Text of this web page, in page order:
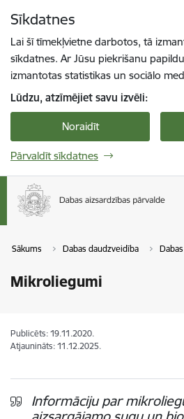
Sīkdatnes
Lai šī tīmekļvietne darbotos, tā
sīkdatnes. Ar Jūsu piekrišanu
izmantotas statistikas un sociālo
Lūdzu, atzīmējiet savu izvēli:
Noraidīt
Pārvaldīt sīkdatnes
Sākums Dabas daudzveidība
Mikroliegumi
Publicēts: 19.11.2020.
Atjaunināts: 11.12.2025.
Informāciju par